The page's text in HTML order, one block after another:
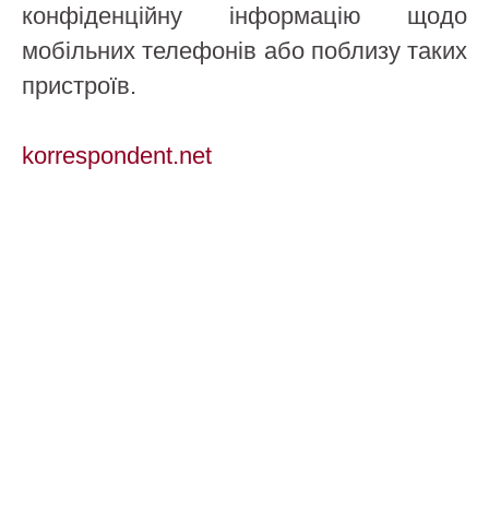
конфіденційну інформацію щодо
мобільних телефонів або поблизу таких
пристроїв.
korrespondent.net